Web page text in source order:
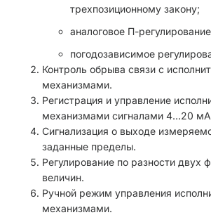
трехпозиционному закону;
аналоговое П-
погодозависимое
Контроль обрыва связи с
механизмами.
Регистрация и управление
механизмами сигналами 4…20 мА
Сигнализация о выходе
заданные пределы.
Регулирование по разности двух
величин.
Ручной режим управления
механизмами.